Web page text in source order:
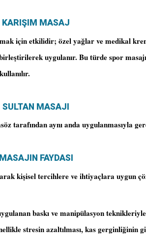
KARIŞIM MASAJ
için etkilidir; özel yağlar ve medikal
uygulanır. Bu türde spor
SULTAN MASAJI
tarafından aynı anda uygulanmasıyla
MASAJIN FAYDASI
kişisel tercihlere ve ihtiyaçlara uygun
baskı ve manipülasyon
stresin azaltılması, kas gerginliğinin